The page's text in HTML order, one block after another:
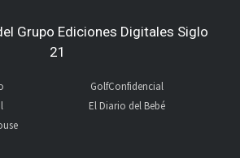
Grupo Ediciones Digitales Siglo
21
GolfConfidencial
El Diario del Bebé